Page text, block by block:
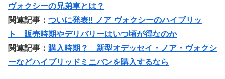
ヴォクシーの兄弟車とは？
関連記事： ついに発表‼︎ ノア ヴォクシーのハイブリッ
ト 販売時期やデリバリーはいつ頃が得なのか
関連記事： 購入時期？ 新型オデッセイ・ノア・ヴォクシ
ーなどハイブリッドミニバンを購入するなら